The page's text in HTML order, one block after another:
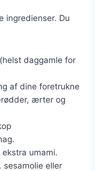
ingredienser. Du
daggamle for
af dine foretrukne
ærter og
umami.
sesamolie eller